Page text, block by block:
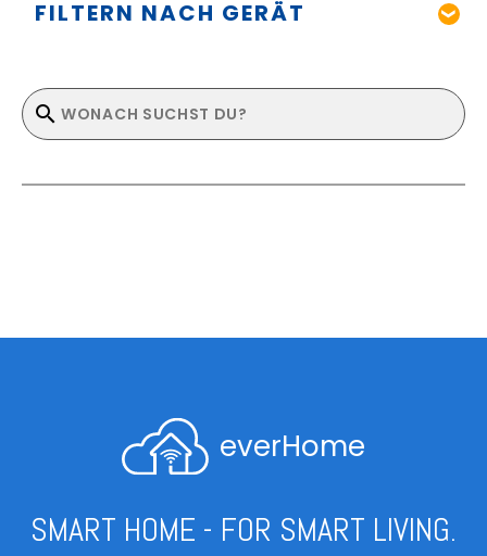
FILTERN NACH GERÄT
everHome
SMART HOME - FOR SMART LIVING.